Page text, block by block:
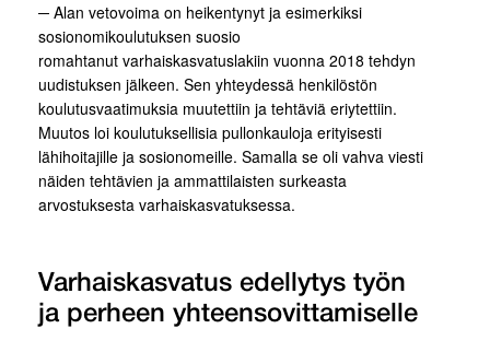
─ Alan vetovoima on heikentynyt ja esimerkiksi
sosionomikoulutuksen suosio
romahtanut varhaiskasvatuslakiin vuonna 2018 tehdyn
uudistuksen jälkeen. Sen yhteydessä henkilöstön
koulutusvaatimuksia muutettiin ja tehtäviä eriytettiin.
Muutos loi koulutuksellisia pullonkauloja erityisesti
lähihoitajille ja sosionomeille. Samalla se oli vahva viesti
näiden tehtävien ja ammattilaisten surkeasta
arvostuksesta varhaiskasvatuksessa.
Varhaiskasvatus edellytys työn
ja perheen yhteensovittamiselle